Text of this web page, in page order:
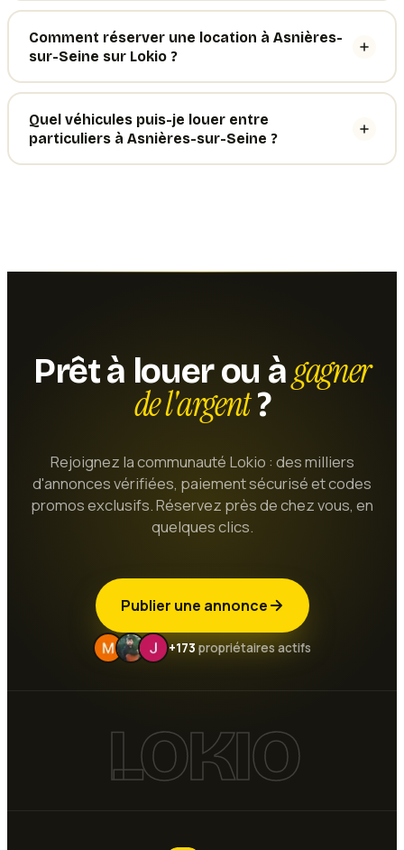
Comment réserver une location à Asnières-
sur-Seine sur Lokio ?
Quel véhicules puis-je louer entre
particuliers à Asnières-sur-Seine ?
Prêt à louer ou àgagner
de l'argent?
Rejoignez la communauté Lokio : des milliers
d'annonces vérifiées, paiement sécurisé et codes
promos exclusifs. Réservez près de chez vous, en
quelques clics.
Publier une annonce
+173 propriétaires actifs
LOKIO